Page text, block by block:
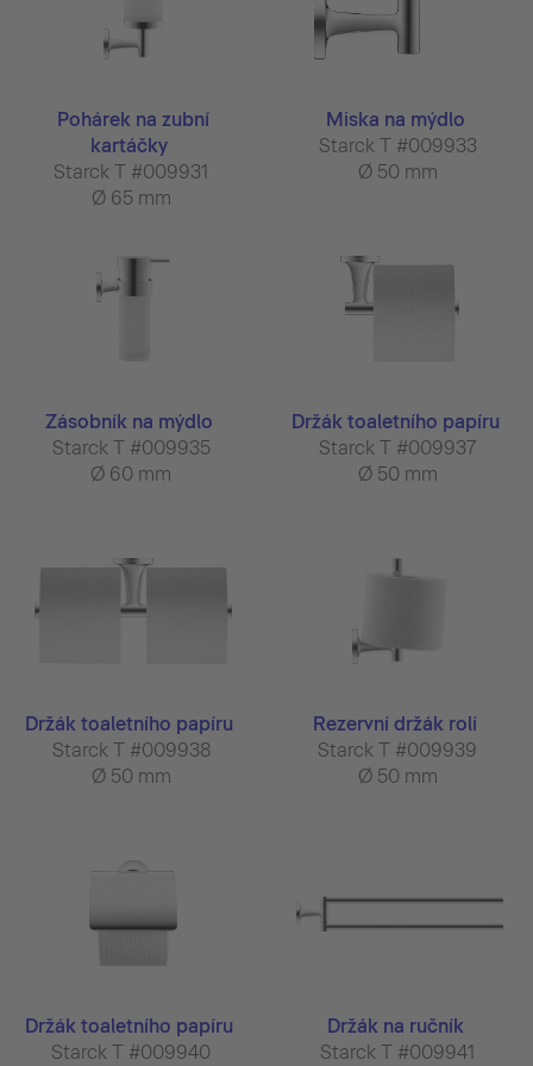
Pohárek na zubní
kartáčky
Starck T #009931
Ø 65 mm
Miska na mýdlo
Starck T #009933
Ø 50 mm
Zásobník na mýdlo
Starck T #009935
Ø 60 mm
Držák toaletního papíru
Starck T #009937
Ø 50 mm
Držák toaletního papíru
Starck T #009938
Ø 50 mm
Rezervní držák rolí
Starck T #009939
Ø 50 mm
Držák toaletního papíru
Starck T #009940
Držák na ručník
Starck T #009941